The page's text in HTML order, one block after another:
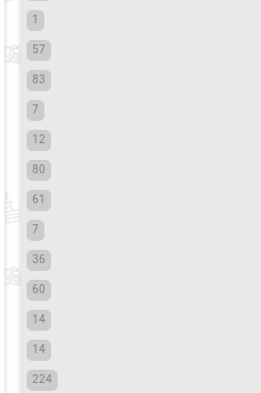
1
57
83
7
12
80
61
7
36
60
14
14
224